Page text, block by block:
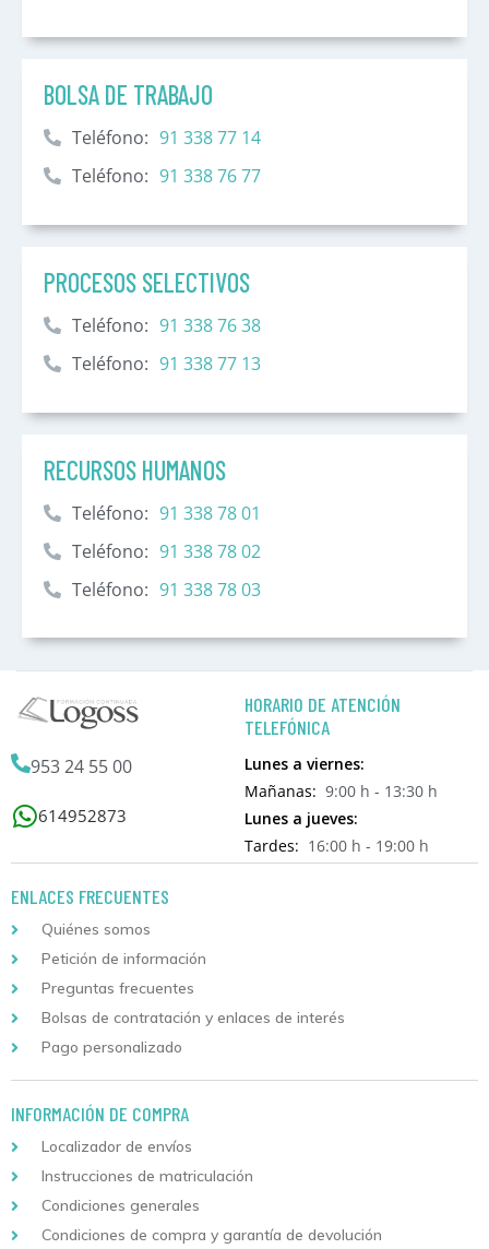
BOLSA DE TRABAJO
Teléfono: 91 338 77 14
Teléfono: 91 338 76 77
PROCESOS SELECTIVOS
Teléfono: 91 338 76 38
Teléfono: 91 338 77 13
RECURSOS HUMANOS
Teléfono: 91 338 78 01
Teléfono: 91 338 78 02
Teléfono: 91 338 78 03
953 24 55 00
614952873
HORARIO DE ATENCIÓN
TELEFÓNICA
Lunes a viernes:
Mañanas: 9:00 h - 13:30 h
Lunes a jueves:
Tardes: 16:00 h - 19:00 h
ENLACES FRECUENTES
Quiénes somos
Petición de información
Preguntas frecuentes
Bolsas de contratación y enlaces de interés
Pago personalizado
INFORMACIÓN DE COMPRA
Localizador de envíos
Instrucciones de matriculación
Condiciones generales
Condiciones de compra y garantía de devolución